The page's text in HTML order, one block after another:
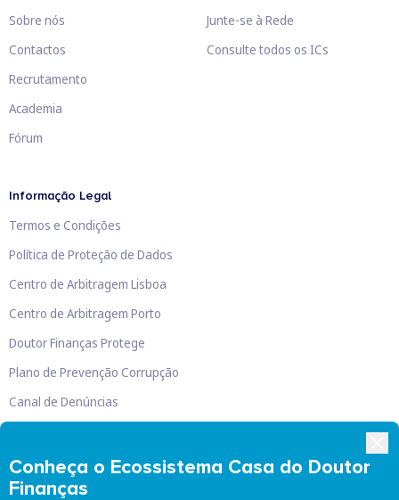
Conheça o Ecossistema Casa do Doutor
Finanças
Sobre nós
Contactos
Recrutamento
Academia
Fórum
Junte-se à Rede
Consulte todos os ICs
Informação Legal
Termos e Condições
Política de Proteção de Dados
Centro de Arbitragem Lisboa
Centro de Arbitragem Porto
Doutor Finanças Protege
Plano de Prevenção Corrupção
Canal de Denúncias